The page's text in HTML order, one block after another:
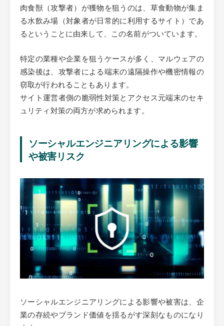
肉食獣（攻撃者）が獲物を狙うのは、草食動物が集ま
る水飲み場（対象者が日常的に利用するサイト）であ
るということに由来して、この名前がついています。
特定の業種や企業を狙うケースが多く、マルウェアの
感染後は、攻撃者による端末の遠隔操作や機密情報の
窃取が行われることもあります。
サイト運営者側の脆弱性対策とアクセス元端末のセキ
ュリティ対策の両方が求められます。
ソーシャルエンジニアリングによる影響
や被害リスク
ソーシャルエンジニアリングによる影響や被害は、企
業の存続やブランド価値を揺るがす深刻なものになり